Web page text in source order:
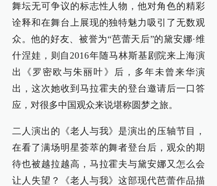
舞坛无可争议的标志性人物，他对角色的精彩
诠释和在舞台上展现的独特魅力吸引了无数观
众。他的好友、被誉为“芭蕾天后”的黛安娜·维
什涅娃，则自2016年随马林斯基剧院来上海演
出《罗密欧与朱丽叶》后，多年未曾来华演
出，这次她收到马拉霍夫的登台邀请后一口答
应，对很多中国观众来说堪称圆梦之旅。
二人演出的《老人与我》是演出的压轴节目，
在看了满场明星荟萃的舞者登台后，观众的期
待也被越拉越高，马拉霍夫与黛安娜又怎么会
让人失望？《老人与我》这部现代芭蕾作品描